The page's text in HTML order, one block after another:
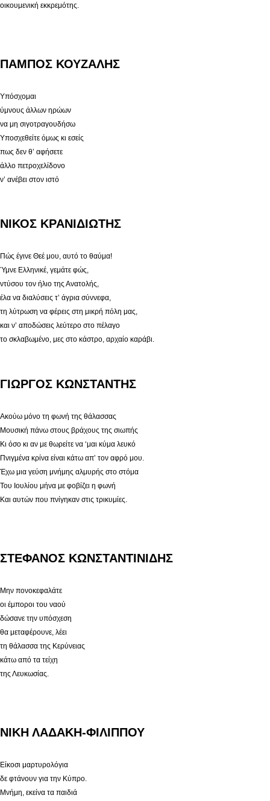
οικουμενική εκκρεμότης.
ΠΑΜΠΟΣ ΚΟΥΖΑΛΗΣ
Υπόσχομαι
ύμνους άλλων ηρώων
να μη σιγοτραγουδήσω
Υποσχεθείτε όμως κι εσείς
πως δεν θ’ αφήσετε
άλλο πετροχελίδονο
ν’ ανέβει στον ιστό
ΝΙΚΟΣ ΚΡΑΝΙΔΙΩΤΗΣ
Πώς έγινε Θεέ μου, αυτό το θαύμα!
Ύμνε Ελληνικέ, γεμάτε φώς,
ντύσου τον ήλιο της Ανατολής,
έλα να διαλύσεις τ’ άγρια σύννεφα,
τη λύτρωση να φέρεις στη μικρή πόλη μας,
και ν’ αποδώσεις λεύτερο στο πέλαγο
το σκλαβωμένο, μες στο κάστρο, αρχαίο καράβι.
ΓΙΩΡΓΟΣ ΚΩΝΣΤΑΝΤΗΣ
Ακούω μόνο τη φωνή της θάλασσας
Μουσική πάνω στους βράχους της σιωπής
Κι όσο κι αν με θωρείτε να ‘μαι κύμα λευκό
Πνιγμένα κρίνα είναι κάτω απ’ τον αφρό μου.
Έχω μια γεύση μνήμης αλμυρής στο στόμα
Του Ιουλίου μήνα με φοβίζει η φωνή
Και αυτών που πνίγηκαν στις τρικυμίες.
ΣΤΕΦΑΝΟΣ ΚΩΝΣΤΑΝΤΙΝΙΔΗΣ
Μην πονοκεφαλάτε
οι έμποροι του ναού
δώσανε την υπόσχεση
θα μεταφέρουνε, λέει
τη θάλασσα της Κερύνειας
κάτω από τα τείχη
της Λευκωσίας.
ΝΙΚΗ ΛΑΔΑΚΗ-ΦΙΛΙΠΠΟΥ
Είκοσι μαρτυρολόγια
δε φτάνουν για την Κύπρο.
Μνήμη, εκείνα τα παιδιά